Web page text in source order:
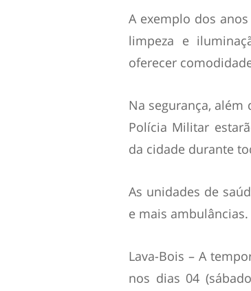
A exemplo dos
limpeza e
oferecer
Na segurança, além
Polícia Militar
da cidade durante
As unidades de
e mais ambulâncias.
Lava-Bois – A
nos dias 04